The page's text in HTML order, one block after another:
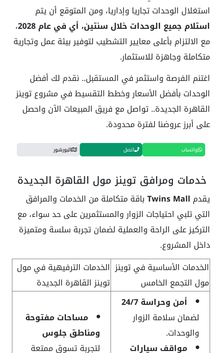
استغلال الوحدات تجاريا وإداريا، ومن المتوقع أن يتم
استلام جميع الوحدات خلال سنتين، أي في عام 2028
،
مع الالتزام بأعلى معايير التشطيب لتوفير بيئة عمل وتجارية
متكاملة وجاهزة للاستثمار.
اغتنم الفرصة واستثمر في المستقبل.. نقدم لك أفضل
الوحدات بأفضل الأسعار وخطط التقسيط في مشروع توينز
القاهرة الجديدة.. تواصل مع فريق المبيعات الآن واحصل
على أبرز عروضنا لفترة محدودة.
واتساب اتصل البورشور
خدمات ومرافق توينز مول القاهرة الجديدة
يقدم Twins Mallباقة متكاملة من الخدمات والمرافق
التي تلبي احتياجات الزوار والمستثمرين على حد سواء، مع
التركيز على الراحة والعملية لضمان تجربة سلسة ومتميزة
داخل المشروع.
الخدمات الأساسية في توينز
مول التجمع الخامس
الخدمات الترفيهية في مول
توينز القاهرة الجديدة
أمن وحراسة 24/7
لضمان سلامة الزوار
والوحدات.
مواقف سيارات
مساحات مفتوحة
ومناطق جلوس
لتجربة تسوق ممتعة